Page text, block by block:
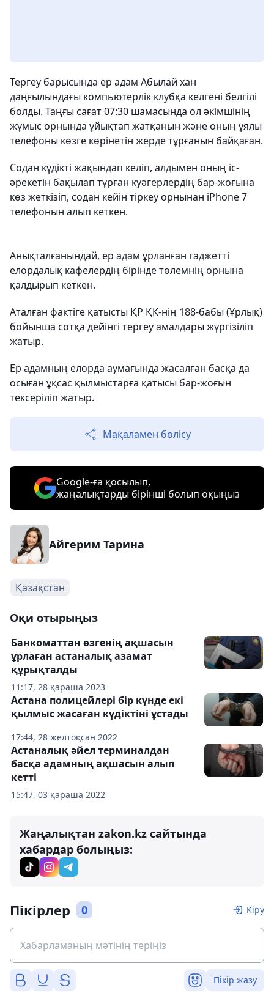
Тергеу барысында ер адам Абылай хан
даңғылындағы компьютерлік клубқа келгені белгілі
болды. Таңғы сағат 07:30 шамасында ол әкімшінің
жұмыс орнында ұйықтап жатқанын және оның ұялы
телефоны көзге көрінетін жерде тұрғанын байқаған.
Содан күдікті жақындап келіп, алдымен оның іс-
әрекетін бақылап тұрған куәгерлердің бар-жоғына
көз жеткізіп, содан кейін тіркеу орнынан iPhone 7
телефонын алып кеткен.
Анықталғанындай, ер адам ұрланған гаджетті
елордалық кафелердің бірінде төлемнің орнына
қалдырып кеткен.
Аталған фактіге қатысты ҚР ҚК-нің 188-бабы (Ұрлық)
бойынша сотқа дейінгі тергеу амалдары жүргізіліп
жатыр.
Ер адамның елорда аумағында жасалған басқа да
осыған ұқсас қылмыстарға қатысы бар-жоғын
тексеріліп жатыр.
Мақаламен бөлісу
Google-ға қосылып,
жаңалықтарды бірінші болып оқыңыз
Айгерим Тарина
Қазақстан
Оқи отырыңыз
11:17, 28 қараша 2023
Банкоматтан өзгенің ақшасын
ұрлаған астаналық азамат
құрықталды
17:44, 28 желтоқсан 2022
Астана полицейлері бір күнде екі
қылмыс жасаған күдіктіні ұстады
15:47, 03 қараша 2022
Астаналық әйел терминалдан
басқа адамның ақшасын алып
кетті
Жаңалықтан zakon.kz сайтында
хабардар болыңыз:
Пікірлер 0 Кіру
Пікір жазу